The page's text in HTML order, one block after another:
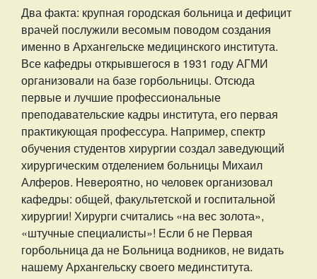
Два факта: крупная городская больница и дефицит
врачей послужили весомым поводом создания
именно в Архангельске медицинского института.
Все кафедры открывшегося в 1931 году АГМИ
организовали на базе горбольницы. Отсюда
первые и лучшие профессиональные
преподавательские кадры института, его первая
практикующая профессура. Например, спектр
обучения студентов хирургии создал заведующий
хирургическим отделением больницы Михаил
Алферов. Невероятно, но человек организовал
кафедры: общей, факультетской и госпитальной
хирургии! Хирурги считались «на вес золота»,
«штучные специалисты»! Если б не Первая
горбольница да не Больница водников, не видать
нашему Архангельску своего мединститута.